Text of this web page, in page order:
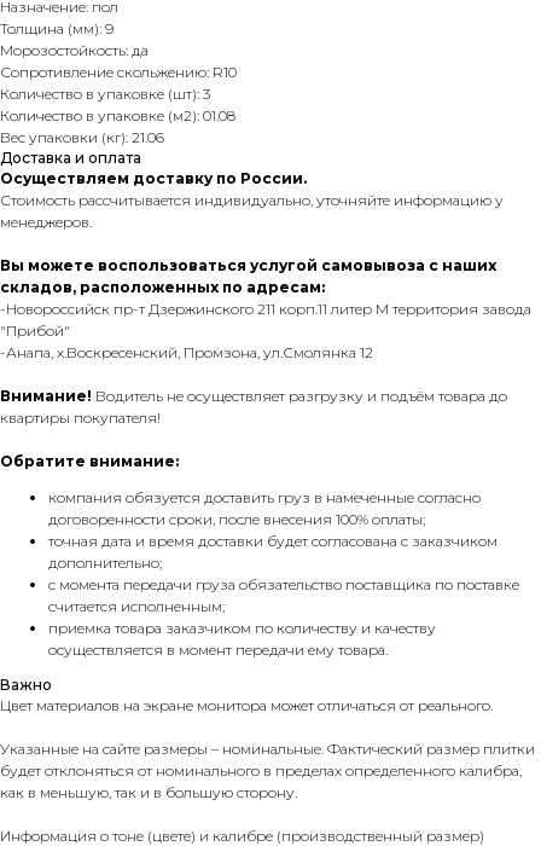
Назначение: пол
Толщина (мм): 9
Морозостойкость: да
Сопротивление скольжению: R10
Количество в упаковке (шт): 3
Количество в упаковке (м2): 01.08
Вес упаковки (кг): 21.06
Доставка и оплата
Осуществляем доставку по России.
Стоимость рассчитывается индивидуально, уточняйте информацию у
менеджеров.
Вы можете воспользоваться услугой самовывоза с наших
складов, расположенных по адресам:
-Новороссийск пр-т Дзержинского 211 корп.11 литер М территория завода
"Прибой"
-Анапа, х.Воскресенский, Промзона, ул.Смолянка 12
Внимание! Водитель не осуществляет разгрузку и подъём товара до
квартиры покупателя!
Обратите внимание:
компания обязуется доставить груз в намеченные согласно
договоренности сроки, после внесения 100% оплаты;
точная дата и время доставки будет согласована с заказчиком
дополнительно;
с момента передачи груза обязательство поставщика по поставке
считается исполненным;
приемка товара заказчиком по количеству и качеству
осуществляется в момент передачи ему товара.
Важно
Цвет материалов на экране монитора может отличаться от реального.
Указанные на сайте размеры – номинальные. Фактический размер плитки
будет отклоняться от номинального в пределах определенного калибра,
как в меньшую, так и в большую сторону.
Информация о тоне (цвете) и калибре (производственный размер)